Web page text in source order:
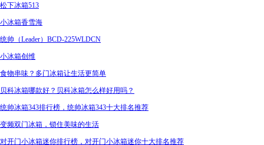
松下冰箱513
小冰箱香雪海
统帅（Leader）BCD-225WLDCN
小冰箱创维
食物串味？多门冰箱让生活更简单
贝科冰箱哪款好？贝科冰箱怎么样好用吗？
统帅冰箱343排行榜，统帅冰箱343十大排名推荐
变频双门冰箱，锁住美味的生活
对开门小冰箱迷你排行榜，对开门小冰箱迷你十大排名推荐